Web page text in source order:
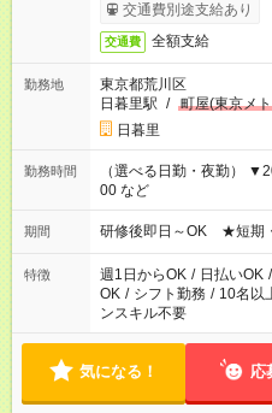
交通費別途支給あり
交通費 全額支給
勤務地
東京都荒川区
日暮里駅 / 町屋(東京メ
日暮里
勤務時間
（選べる日勤・夜勤）
00 など
期間 研修後即日～OK ★短期
特徴 週1日からOK / 日払いOK /
OK / シフト勤務 / 10名以
ンスキル不要
気になる！ 応